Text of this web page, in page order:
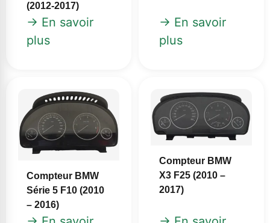
(2012‑2017)
→ En savoir
plus
→ En savoir
plus
Compteur BMW
Série 5 F10 (2010
– 2016)
Compteur BMW
X3 F25 (2010 –
2017)